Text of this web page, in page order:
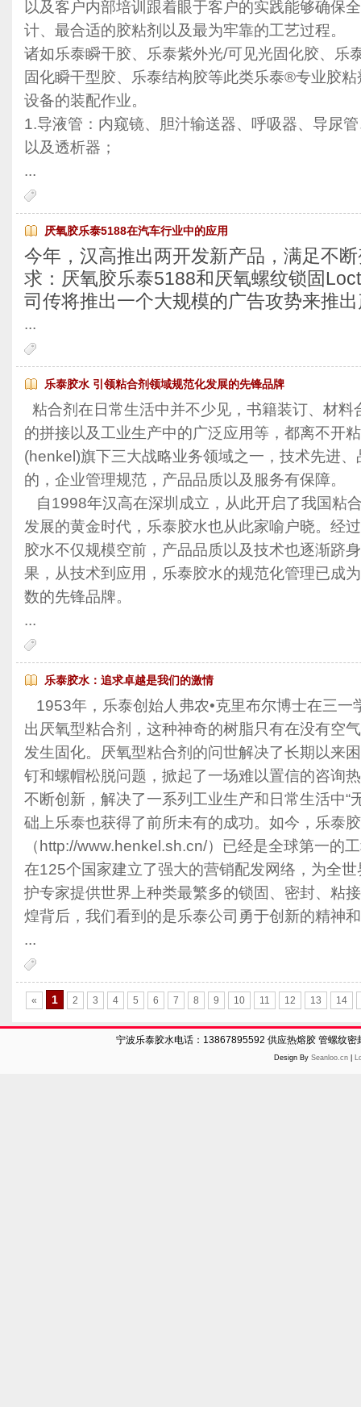
以及客户内部培训跟着眼于客户的实践能够确保
计、最合适的胶粘剂以及最为牢靠的工艺过程。
诸如乐泰瞬干胶、乐泰紫外光/可见光固化胶、乐
固化瞬干型胶、乐泰结构胶等此类乐泰®专业胶
设备的装配作业。
1.导液管：内窥镜、胆汁输送器、呼吸器、导尿
以及透析器；
...
厌氧胶乐泰5188在汽车行业中的应用
今年，汉高推出两开发新产品，满足不
求：厌氧胶乐泰5188和厌氧螺纹锁固
司传将推出一个大规模的广告攻势来推
...
乐泰胶水 引领粘合剂领域规范化发展的先锋品牌
粘合剂在日常生活中并不少见，书籍装订、材料
的拼接以及工业生产中的广泛应用等，都离不开
(henkel)旗下三大战略业务领域之一，技术先进
的，企业管理规范，产品品质以及服务有保障。
自1998年汉高在深圳成立，从此开启了我国粘
发展的黄金时代，乐泰胶水也从此家喻户晓。经
胶水不仅规模空前，产品品质以及技术也逐渐跻
果，从技术到应用，乐泰胶水的规范化管理已成
数的先锋品牌。
...
乐泰胶水：追求卓越是我们的激情
1953年，乐泰创始人弗农•克里布尔博士在三一
出厌氧型粘合剂，这种神奇的树脂只有在没有空
发生固化。厌氧型粘合剂的问世解决了长期以来
钉和螺帽松脱问题，掀起了一场难以置信的咨询
不断创新，解决了一系列工业生产和日常生活中“
础上乐泰也获得了前所未有的成功。如今，乐泰
（http://www.henkel.sh.cn/）已经是全球第一的
在125个国家建立了强大的营销配发网络，为全
护专家提供世界上种类最繁多的锁固、密封、粘
煌背后，我们看到的是乐泰公司勇于创新的精神
...
« 1 2 3 4 5 6 7 8 9 10 11 12 13 14
宁波乐泰胶水电话：13867895592 供应热熔胶 管螺纹
Design By Seanloo.cn|